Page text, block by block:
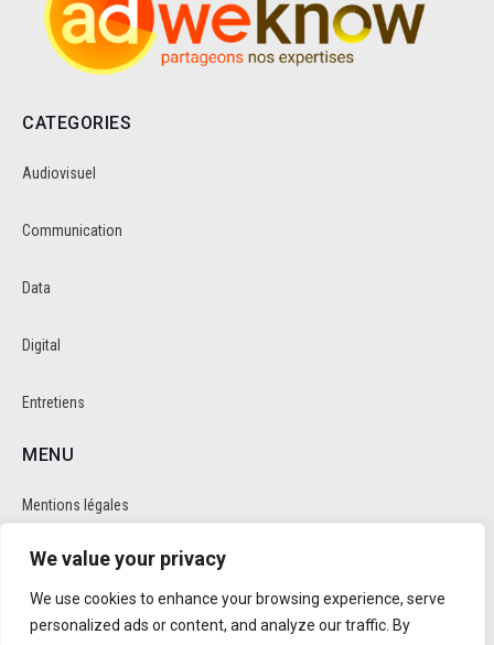
We value your privacy
We use cookies to enhance your browsing experience, serve
personalized ads or content, and analyze our traffic. By
CATEGORIES
Audiovisuel
Communication
Data
Digital
Entretiens
MENU
Mentions légales
Politique de cookie et de confidentalité
RÉSEAUX SOCIAUX